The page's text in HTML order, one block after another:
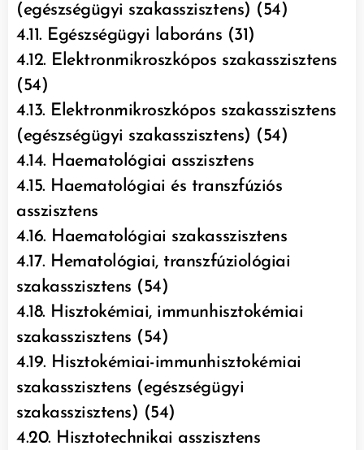
(egészségügyi szakasszisztens) (54)
4.11. Egészségügyi laboráns (31)
4.12. Elektronmikroszkópos szakasszisztens
(54)
4.13. Elektronmikroszkópos szakasszisztens
(egészségügyi szakasszisztens) (54)
4.14. Haematológiai asszisztens
4.15. Haematológiai és transzfúziós
asszisztens
4.16. Haematológiai szakasszisztens
4.17. Hematológiai, transzfúziológiai
szakasszisztens (54)
4.18. Hisztokémiai, immunhisztokémiai
szakasszisztens (54)
4.19. Hisztokémiai-immunhisztokémiai
szakasszisztens (egészségügyi
szakasszisztens) (54)
4.20. Hisztotechnikai asszisztens